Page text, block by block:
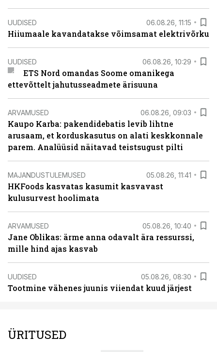
UUDISED 06.08.26, 11:15
Hiiumaale kavandatakse võimsamat elektrivõrku
UUDISED 06.08.26, 10:29
ETS Nord omandas Soome omanikega
ettevõttelt jahutusseadmete ärisuuna
ARVAMUSED 06.08.26, 09:03
Kaupo Karba: pakendidebatis levib lihtne
arusaam, et korduskasutus on alati keskkonnale
parem. Analüüsid näitavad teistsugust pilti
MAJANDUSTULEMUSED 05.08.26, 11:41
HKFoods kasvatas kasumit kasvavast
kulusurvest hoolimata
ARVAMUSED 05.08.26, 10:40
Jane Oblikas: ärme anna odavalt ära ressurssi,
mille hind ajas kasvab
UUDISED 05.08.26, 08:30
Tootmine vähenes juunis viiendat kuud järjest
ÜRITUSED